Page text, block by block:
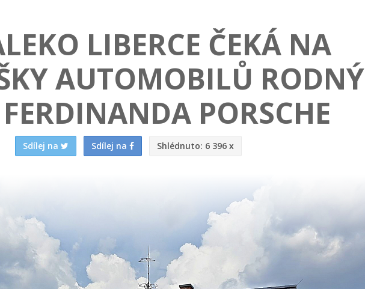
LIBERCE ČEKÁ NA
AUTOMOBILŮ RODNÝ
PORSCHE
Sdílej na Sdílej na Shlédnuto: 6 396 x